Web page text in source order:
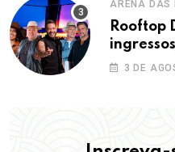
ARENA DAS
Rooftop
virada
3 DE